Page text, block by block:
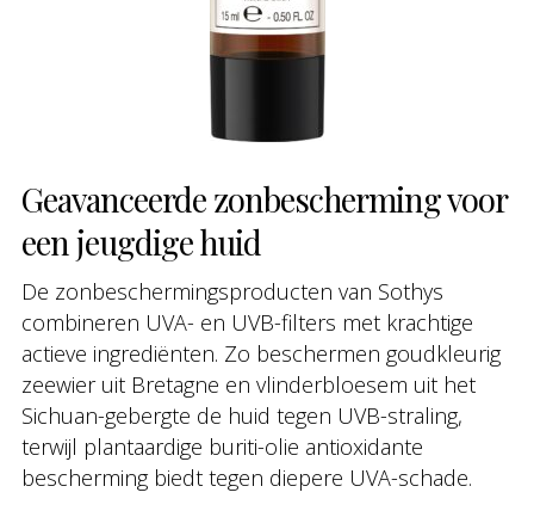
Geavanceerde zonbescherming voor
een jeugdige huid
De zonbeschermingsproducten van Sothys
combineren UVA- en UVB-filters met krachtige
actieve ingrediënten. Zo beschermen goudkleurig
zeewier uit Bretagne en vlinderbloesem uit het
Sichuan-gebergte de huid tegen UVB-straling,
terwijl plantaardige buriti-olie antioxidante
bescherming biedt tegen diepere UVA-schade.